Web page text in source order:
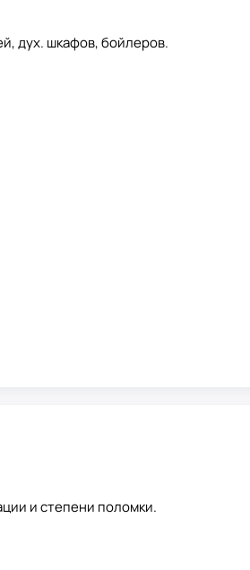
дух. шкафов, бойлеров.
и степени поломки.